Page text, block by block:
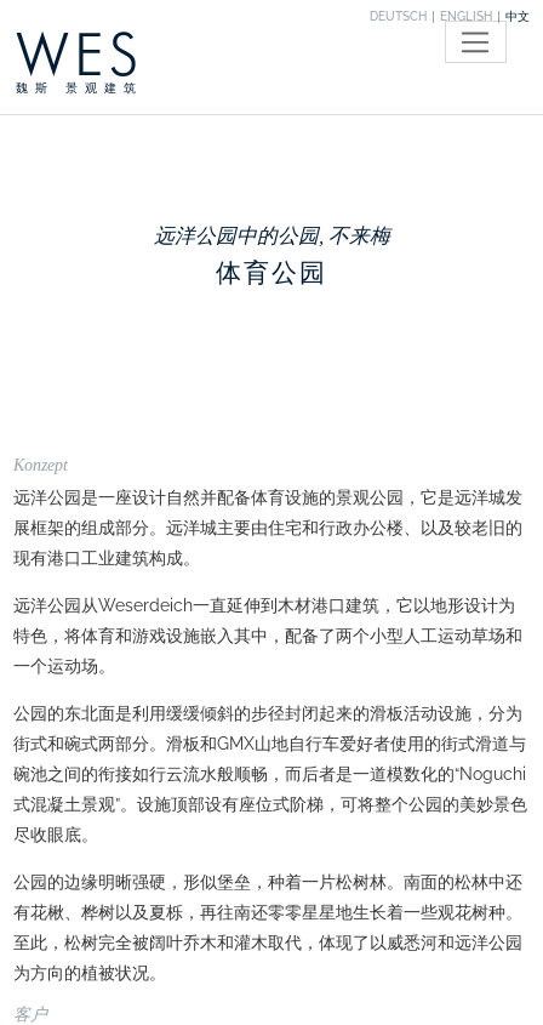
DEUTSCH ENGLISH 中文
WES
魏斯 景观建筑
远洋公园中的公园, 不来梅
体育公园
Konzept
远洋公园是一座设计自然并配备体育设施的景观公园，它是远洋城发
展框架的组成部分。远洋城主要由住宅和行政办公楼、以及较老旧的
现有港口工业建筑构成。
远洋公园从Weserdeich一直延伸到木材港口建筑，它以地形设计为
特色，将体育和游戏设施嵌入其中，配备了两个小型人工运动草场和
一个运动场。
公园的东北面是利用缓缓倾斜的步径封闭起来的滑板活动设施，分为
街式和碗式两部分。滑板和GMX山地自行车爱好者使用的街式滑道与
碗池之间的衔接如行云流水般顺畅，而后者是一道模数化的“Noguchi
式混凝土景观”。设施顶部设有座位式阶梯，可将整个公园的美妙景色
尽收眼底。
公园的边缘明晰强硬，形似堡垒，种着一片松树林。南面的松林中还
有花楸、桦树以及夏栎，再往南还零零星星地生长着一些观花树种。
至此，松树完全被阔叶乔木和灌木取代，体现了以威悉河和远洋公园
为方向的植被状况。
客户